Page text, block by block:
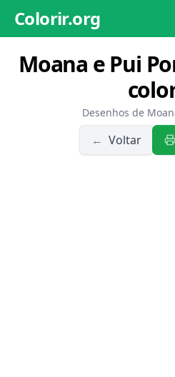
Colorir.org
Moana e Pui
Desenhos de
← Voltar